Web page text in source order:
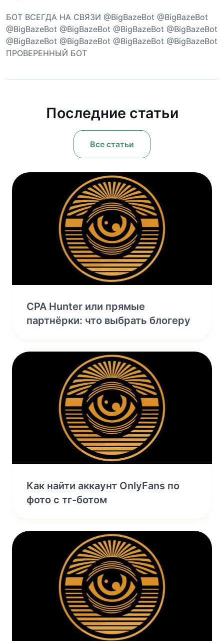
БОТ ВСЕГДА НА СВЯЗИ @BigBazeBot @BigBazeBot
@BigBazeBot @BigBazeBot @BigBazeBot @BigBazeBot
@BigBazeBot @BigBazeBot @BigBazeBot @BigBazeBot
ПРОВЕРЕННЫЙ БОТ
Последние статьи
Все статьи
CPA Hunter или прямые
партнёрки: что выбрать блогеру
Как найти аккаунт OnlyFans по
фото с тг-ботом